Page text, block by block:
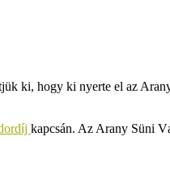
ki, hogy ki nyerte el az
kapcsán. Az Arany Süni